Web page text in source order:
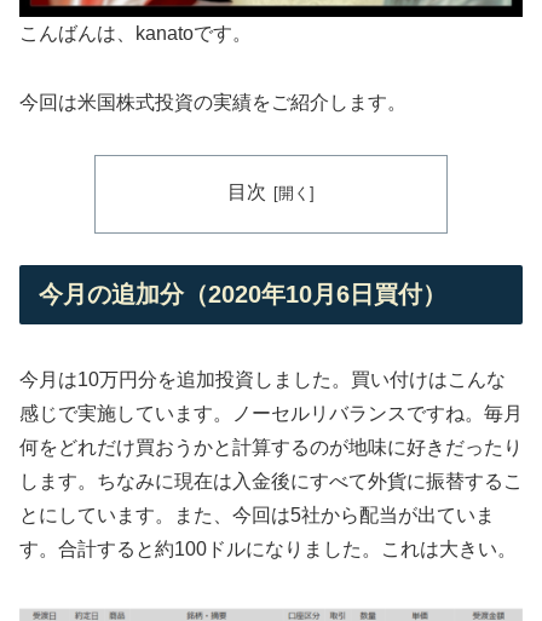
こんばんは、kanatoです。
今回は米国株式投資の実績をご紹介します。
目次
今月の追加分（2020年10月6日買付）
今月は10万円分を追加投資しました。買い付けはこんな
感じで実施しています。ノーセルリバランスですね。毎月
何をどれだけ買おうかと計算するのが地味に好きだったり
します。ちなみに現在は入金後にすべて外貨に振替するこ
とにしています。また、今回は5社から配当が出ていま
す。合計すると約100ドルになりました。これは大きい。